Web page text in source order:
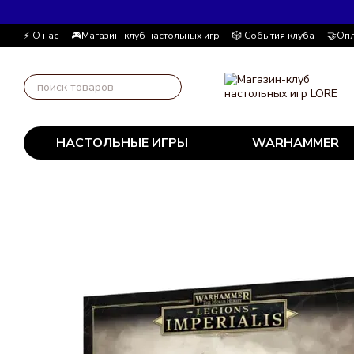
⚡ О нас 🎮Магазин-клуб настольных игр 🎲 События клуба
Автор блога
📰 Пользовательское соглашение 💸
НАСТОЛЬНЫЕ ИГРЫ WARHAMMER